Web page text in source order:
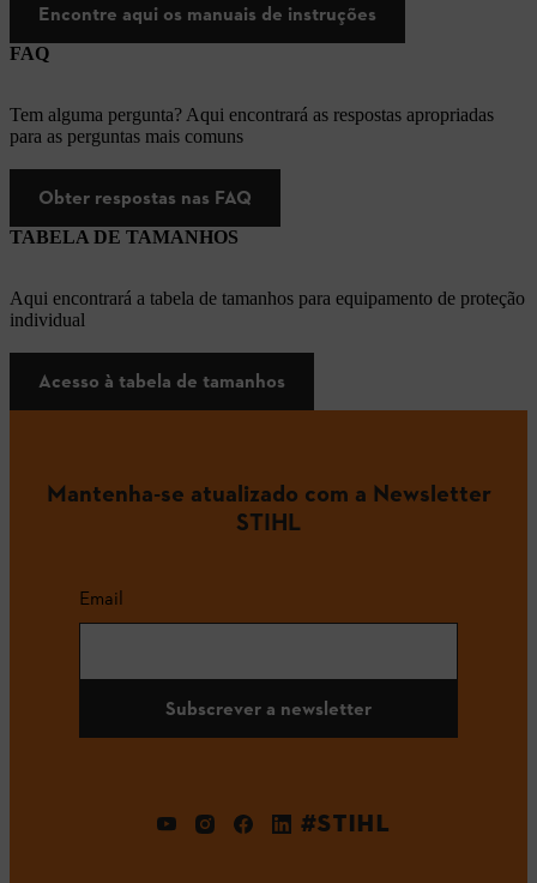
Encontre aqui os manuais de instruções
FAQ
Tem alguma pergunta? Aqui encontrará as respostas apropriadas
para as perguntas mais comuns
Obter respostas nas FAQ
TABELA DE TAMANHOS
Aqui encontrará a tabela de tamanhos para equipamento de proteção
individual
Acesso à tabela de tamanhos
Mantenha-se atualizado com a Newsletter
STIHL
Email
Subscrever a newsletter
#STIHL